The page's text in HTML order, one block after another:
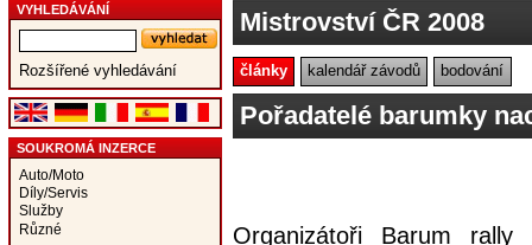
VYHLEDÁVÁNÍ
Rozšířené vyhledávání
SOUKROMÁ INZERCE
Auto/Moto
Díly/Servis
Služby
Různé
Mistrovství ČR 2008
články kalendář závodů bodování
Pořadatelé barumky
Organizátoři Barum